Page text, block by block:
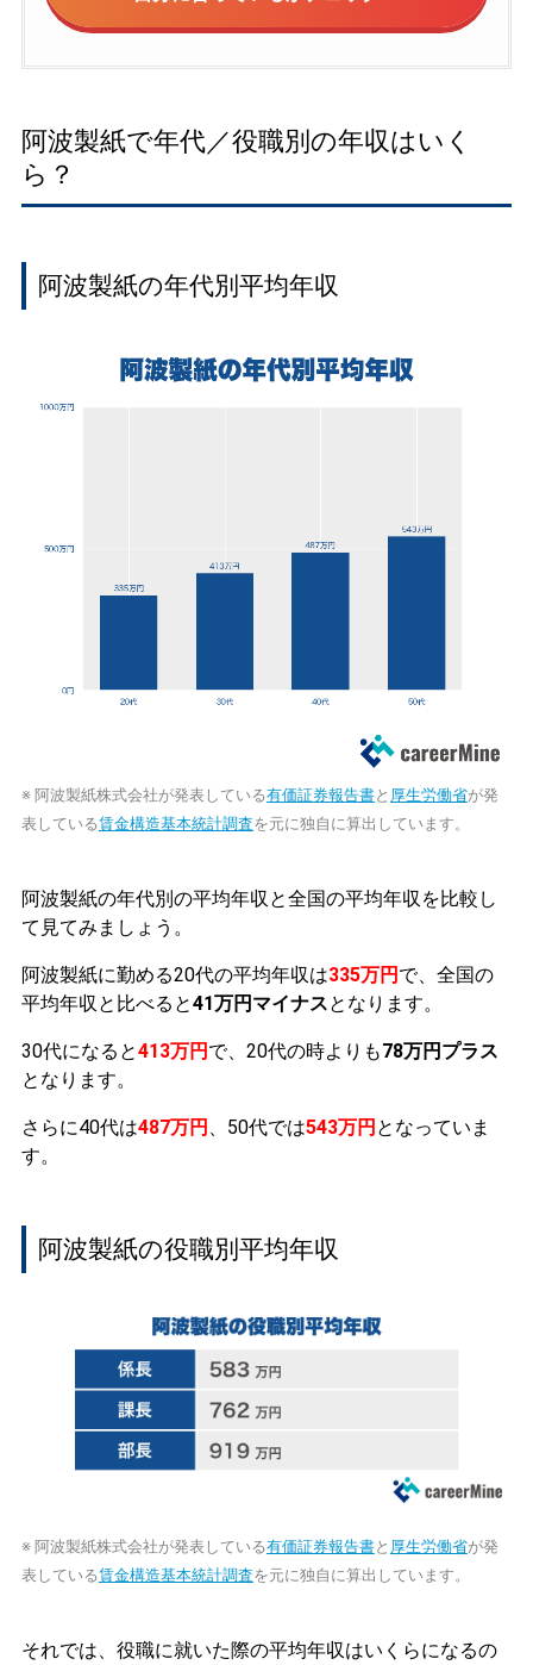
阿波製紙で年代／役職別の年収はいく
ら？
阿波製紙の年代別平均年収
※ 阿波製紙株式会社が発表している有価証券報告書と 厚生労働省が発
表している賃金構造基本統計調査を元に独自に算出しています。
阿波製紙の年代別の平均年収と全国の平均年収を比較し
て見てみましょう。
阿波製紙に勤める20代の平均年収は335万円 で、全国の
平均年収と比べると41万円マイナスとなります。
30代になると413万円 で、20代の時よりも78万円プラス
となります。
さらに40代は487万円 、50代では543万円 となっていま
す。
阿波製紙の役職別平均年収
※ 阿波製紙株式会社が発表している有価証券報告書と 厚生労働省が発
表している賃金構造基本統計調査を元に独自に算出しています。
それでは、役職に就いた際の平均年収はいくらになるの